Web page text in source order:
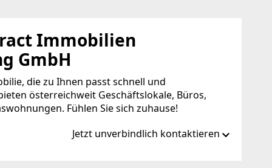
Immobilien
GmbH
die zu Ihnen passt schnell und
österreichweit Geschäftslokale, Büros,
Fühlen Sie sich zuhause!
Jetzt unverbindlich kontaktieren